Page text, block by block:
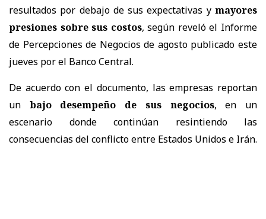
resultados por debajo de sus expectativas y mayores
presiones sobre sus costos, según reveló el Informe
de Percepciones de Negocios de agosto publicado este
jueves por el Banco Central.
De acuerdo con el documento, las empresas reportan
un bajo desempeño de sus negocios, en un
escenario donde continúan resintiendo las
consecuencias del conflicto entre Estados Unidos e Irán.